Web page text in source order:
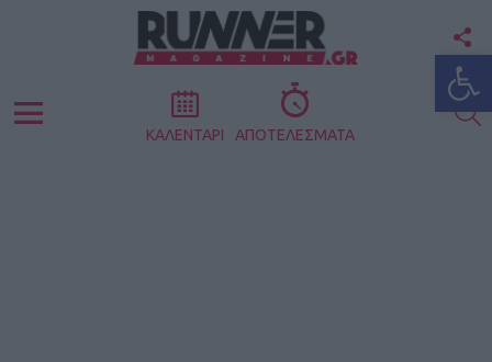
Menu ΚΑΛΕΝΤΑΡΙ ΑΠΟΤΕΛΕΣΜΑΤΑ